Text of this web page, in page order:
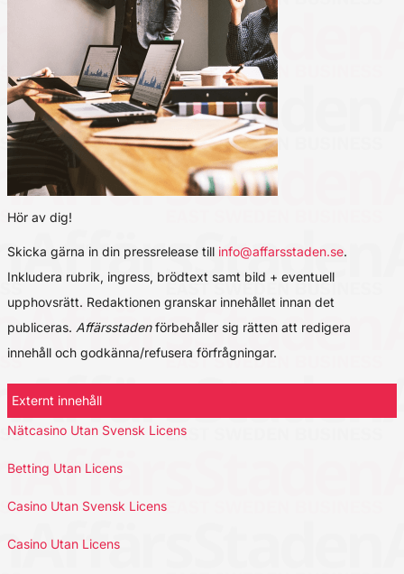
Hör av dig!
Skicka gärna in din pressrelease till info@affarsstaden.se.
Inkludera rubrik, ingress, brödtext samt bild + eventuell
upphovsrätt. Redaktionen granskar innehållet innan det
publiceras. Affärsstadenförbehåller sig rätten att redigera
innehåll och godkänna/refusera förfrågningar.
Externt innehåll
Nätcasino Utan Svensk Licens
Betting Utan Licens
Casino Utan Svensk Licens
Casino Utan Licens